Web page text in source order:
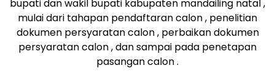
bupati dan wakil bupati kabupaten mandailing natal ,
mulai dari tahapan pendaftaran calon , penelitian
dokumen persyaratan calon , perbaikan dokumen
persyaratan calon , dan sampai pada penetapan
pasangan calon .